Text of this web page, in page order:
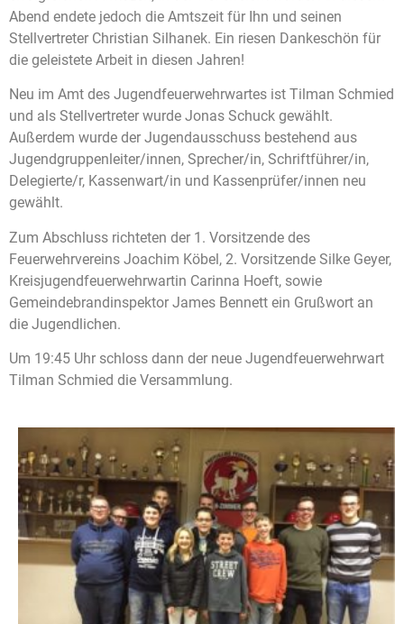
Abend endete jedoch die Amtszeit für Ihn und seinen
Stellvertreter Christian Silhanek. Ein riesen Dankeschön für
die geleistete Arbeit in diesen Jahren!
Neu im Amt des Jugendfeuerwehrwartes ist Tilman Schmied
und als Stellvertreter wurde Jonas Schuck gewählt.
Außerdem wurde der Jugendausschuss bestehend aus
Jugendgruppenleiter/innen, Sprecher/in, Schriftführer/in,
Delegierte/r, Kassenwart/in und Kassenprüfer/innen neu
gewählt.
Zum Abschluss richteten der 1. Vorsitzende des
Feuerwehrvereins Joachim Köbel, 2. Vorsitzende Silke Geyer,
Kreisjugendfeuerwehrwartin Carinna Hoeft, sowie
Gemeindebrandinspektor James Bennett ein Grußwort an
die Jugendlichen.
Um 19:45 Uhr schloss dann der neue Jugendfeuerwehrwart
Tilman Schmied die Versammlung.